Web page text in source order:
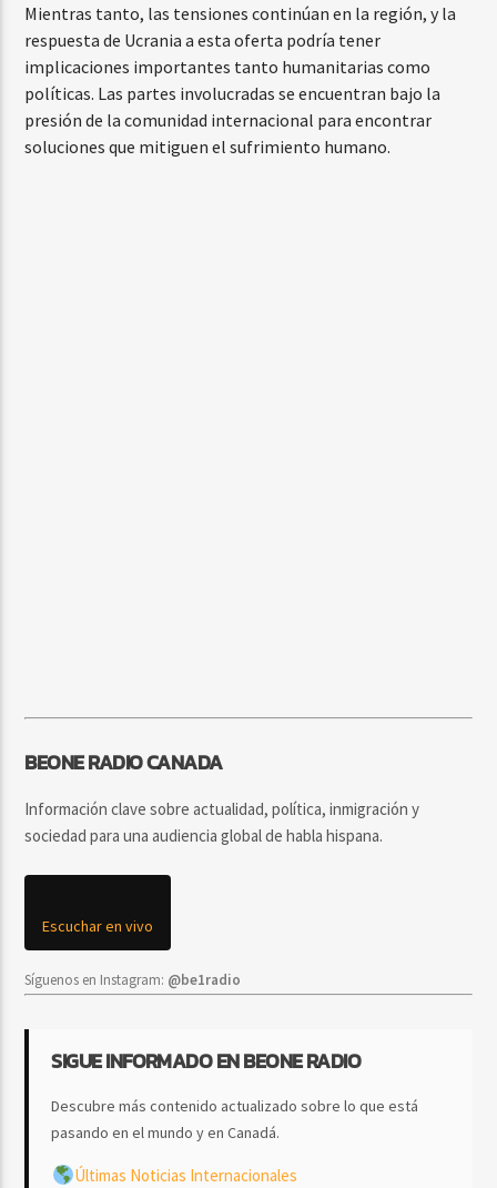
Mientras tanto, las tensiones continúan en la región, y la
respuesta de Ucrania a esta oferta podría tener
implicaciones importantes tanto humanitarias como
políticas. Las partes involucradas se encuentran bajo la
presión de la comunidad internacional para encontrar
soluciones que mitiguen el sufrimiento humano.
BEONE RADIO CANADA
Información clave sobre actualidad, política, inmigración y
sociedad para una audiencia global de habla hispana.
Escuchar en vivo
Síguenos en Instagram: @be1radio
SIGUE INFORMADO EN BEONE RADIO
Descubre más contenido actualizado sobre lo que está
pasando en el mundo y en Canadá.
Últimas Noticias Internacionales